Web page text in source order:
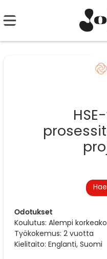
Odotukset
Koulutus: Alempi
Työkokemus: 2 vuotta
Kielitaito: Englanti, Suomi